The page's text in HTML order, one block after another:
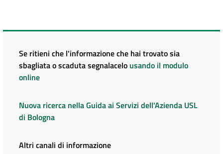
Se ritieni che l'informazione che hai trovato sia
sbagliata o scaduta segnalacelo usando il modulo
online
Nuova ricerca nella Guida ai Servizi dell'Azienda USL
di Bologna
Altri canali di informazione